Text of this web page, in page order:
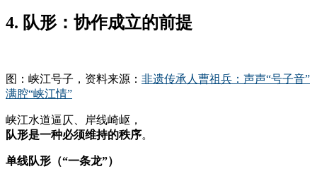
4. 队形：协作成立的前提
图：峡江号子，资料来源： 非遗传承人曹祖兵：声声“号子音”
满腔“峡江情”
峡江水道逼仄、岸线崎岖，
队形是一种必须维持的秩序。
单线队形（“一条龙”）